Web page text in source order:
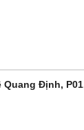
Quang Định,